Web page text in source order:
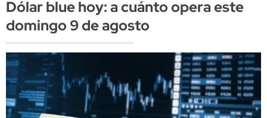
Dólar blue hoy: a cuánto opera este
domingo 9 de agosto